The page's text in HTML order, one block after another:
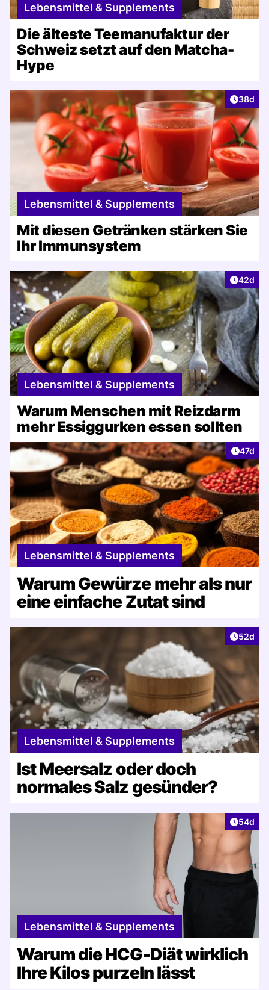
Lebensmittel & Supplements
Die älteste Teemanufaktur der
Schweiz setzt auf den Matcha-
Hype
Artikel
38d
Lebensmittel & Supplements
Mit diesen Getränken stärken Sie
Ihr Immunsystem
Artikel
42d
Lebensmittel & Supplements
Warum Menschen mit Reizdarm
mehr Essiggurken essen sollten
Artikel
47d
Lebensmittel & Supplements
Warum Gewürze mehr als nur
eine einfache Zutat sind
Artikel
52d
Lebensmittel & Supplements
Ist Meersalz oder doch
normales Salz gesünder?
Artikel
54d
Lebensmittel & Supplements
Warum die HCG-Diät wirklich
Ihre Kilos purzeln lässt